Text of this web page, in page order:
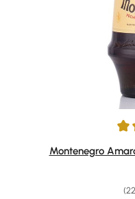
Durchschnittliche
Montenegro